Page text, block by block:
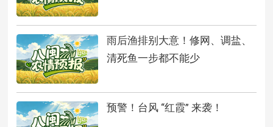
雨后渔排别大意！修网、调盐、
清死鱼一步都不能少
预警！台风 “红霞” 来袭！